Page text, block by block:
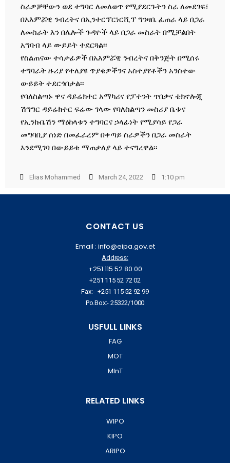
ስራዎቻቸውን ወደ ተግባር ለመለወጥ የሚያደርጉትን ስራ ለመደገፍ፣
በአእምሯዊ ንብረትና በኢንተርፕርነርሺፕ ግንዛቤ ፈጠራ ላይ በጋራ
ለመስራት እን በሌሎች ጉዳዮች ላይ በጋራ መስራት በሚቻልበት
አግባብ ላይ ውይይት ተደርጓል፡፡
የስልጠናው ተሳታፊዎች በአእምሯዊ ንብረትና በቅንጅት በሚሰሩ
ተግባራት ዙሪያ የተለያዩ ጥያቄዎችንና አስተያየቶችን አንስተው
ውይይት ተደርጎበታል፡፡
የባለስልጣኑ ዋና ዳይሬክተር አማካሪና የፓተንት ጥበቃና ቴክኖሎጂ
ሽግግር ዳይሬክተር ፍሬው ገላው የባለስልጣን መስሪያ ቤቱና
የኢንኩቤሽን ማዕከላቱን ተግባርና ኃላፊነት የሚያሳይ የጋራ
መግባቢያ ሰነድ በመፈራረም በቀጣይ ስራዎችን በጋራ መስራት
እንደሚገባ በውይይቱ ማጠቃለያ ላይ ተናግረዋል፡፡
Elias Mohammed March 24, 2022 1:10 pm
CONTACT US
Email : info@eipa.gov.et
Address:
+251 115 52 80 00
+251 115 52 72 02
Fax:- +251 115 52 92 99
Po.Box:- 25322/1000
USFULL LINKS
FAG
MOT
MInT
RELATED LINKS
WIPO
KIPO
ARIPO